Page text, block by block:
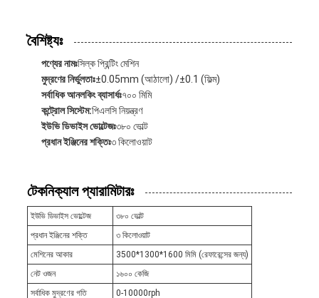
বৈশিষ্ট্যঃ
পণ্যের নামঃসিল্ক প্রিন্টিং মেশিন
মুদ্রণের নির্ভুলতাঃ±0.05mm (আঠালো) /±0.1 (ফিল্ম)
সর্বাধিক আনলকিং ব্যাসার্ধঃ৭০০ মিমি
কন্ট্রোল সিস্টেম:পিএলসি নিয়ন্ত্রণ
ইউভি ডিভাইস ভোল্টেজঃ৩৮০ ভোল্ট
প্রধান ইঞ্জিনের শক্তিঃ৩ কিলোওয়াট
টেকনিক্যাল প্যারামিটারঃ
ইউভি ডিভাইস ভোল্টেজ
৩৮০ ভোল্ট
প্রধান ইঞ্জিনের শক্তি
৩ কিলোওয়াট
মেশিনের আকার
3500*1300*1600 মিমি (রেফারেন্সের জন্য)
নেট ওজন
১৬০০ কেজি
সর্বাধিক মুদ্রণের গতি
0-10000rph